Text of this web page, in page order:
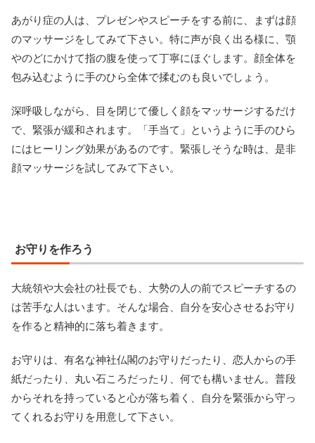
あがり症の人は、プレゼンやスピーチをする前に、まずは顔
のマッサージをしてみて下さい。特に声が良く出る様に、顎
やのどにかけて指の腹を使って丁寧にほぐします。顔全体を
包み込むように手のひら全体で揉むのも良いでしょう。
深呼吸しながら、目を閉じて優しく顔をマッサージするだけ
で、緊張が緩和されます。「手当て」というように手のひら
にはヒーリング効果があるのです。緊張しそうな時は、是非
顔マッサージを試してみて下さい。
お守りを作ろう
大統領や大会社の社長でも、大勢の人の前でスピーチするの
は苦手な人はいます。そんな場合、自分を安心させるお守り
を作ると精神的に落ち着きます。
お守りは、有名な神社仏閣のお守りだったり、恋人からの手
紙だったり、丸い石ころだったり、何でも構いません。普段
からそれを持っていると心が落ち着く、自分を緊張から守っ
てくれるお守りを用意して下さい。